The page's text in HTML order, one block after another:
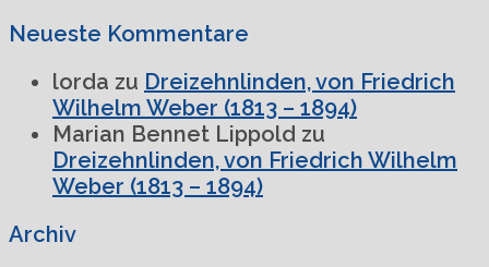
Neueste Kommentare
lorda zu Dreizehnlinden, von Friedrich
Wilhelm Weber (1813 – 1894)
Marian Bennet Lippold zu
Dreizehnlinden, von Friedrich Wilhelm
Weber (1813 – 1894)
Archiv